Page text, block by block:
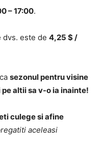
– 17:00.
este de 4,25 $ /
sezonul pentru visine
altii sa v-o ia inainte!
culege si afine
aceleasi